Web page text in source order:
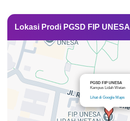
Lokasi Prodi PGSD FIP UNESA
PGSD FIP UNESA
Kampus Lidah Wetan
Lihat di Google Maps